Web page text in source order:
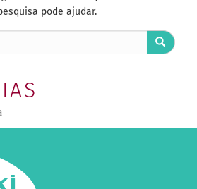
pode ajudar.